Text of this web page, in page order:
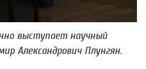
выступает научный
Александрович Плунгян.